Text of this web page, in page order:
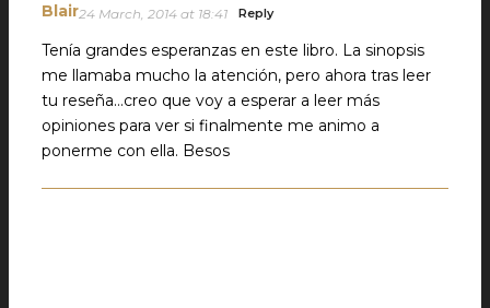
Blair24 March, 2014 at 18:41 Reply
Tenía grandes esperanzas en este libro. La sinopsis
me llamaba mucho la atención, pero ahora tras leer
tu reseña…creo que voy a esperar a leer más
opiniones para ver si finalmente me animo a
ponerme con ella. Besos